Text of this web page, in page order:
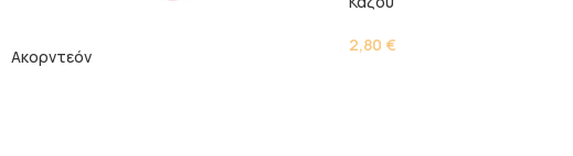
Ακορντεόν
2,80 €